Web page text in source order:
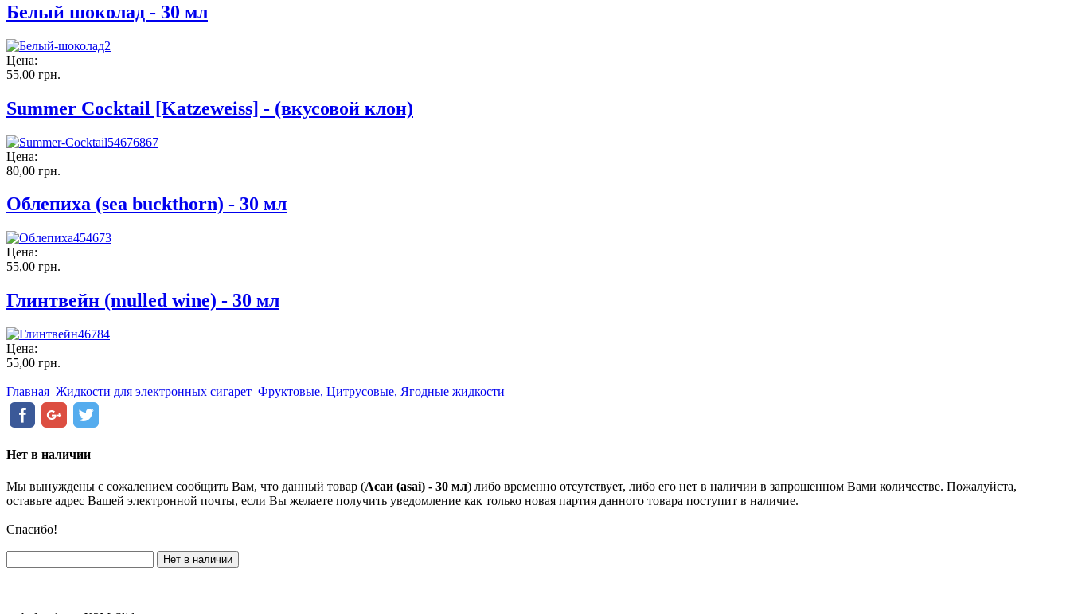
Белый шоколад - 30 мл
Цена:
55,00 грн.
Summer Cocktail [Katzeweiss] - (вкусовой клон)
Цена:
80,00 грн.
Облепиха (sea buckthorn) - 30 мл
Цена:
55,00 грн.
Глинтвейн (mulled wine) - 30 мл
Цена:
55,00 грн.
Главная Жидкости для электронных сигарет Фруктовые, Цитрусовые, Ягодные жидкости
Нет в наличии
Мы вынуждены с сожалением сообщить Вам, что данный товар (Асаи (asai) - 30 мл) либо временно отсутствует, либо его нет в наличии в запрошенном Вами количестве. Пожалуйста,
оставьте адрес Вашей электронной почты, если Вы желаете получить уведомление как только новая партия данного товара поступит в наличие.
Спасибо!